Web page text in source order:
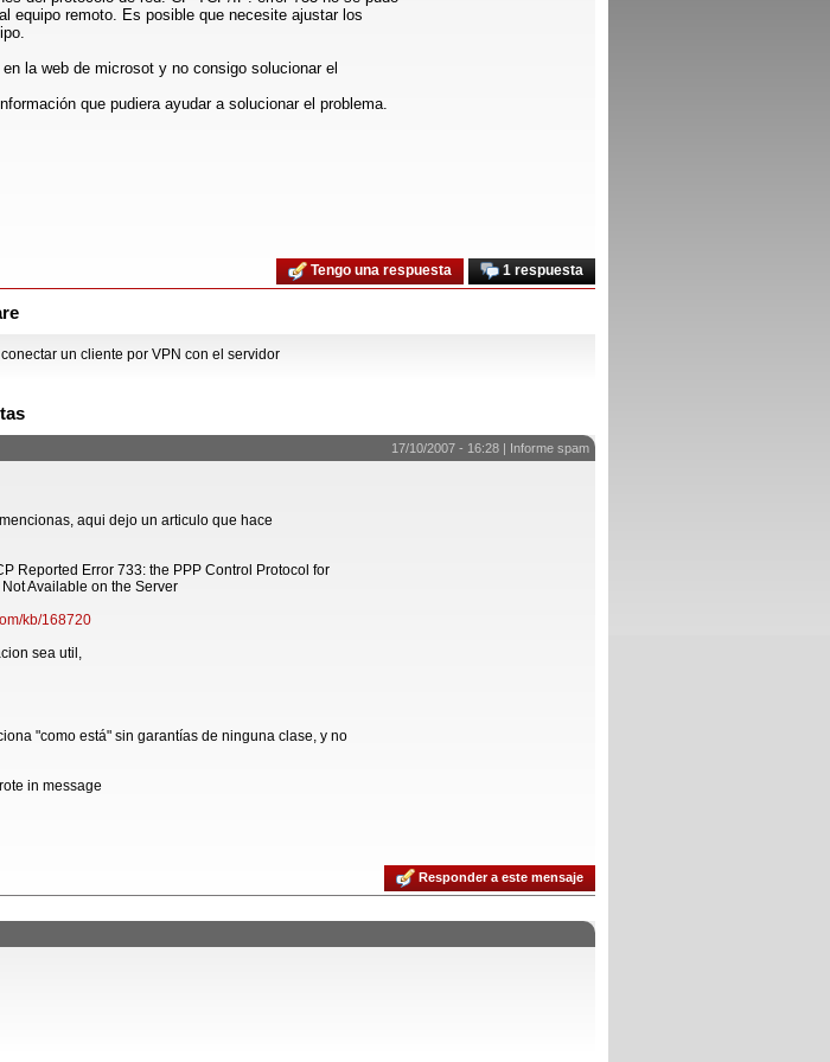
equipo remoto. Es posible que necesite ajustar los
la web de microsot y no consigo solucionar el
que pudiera ayudar a solucionar el problema.
1 respuesta
Tengo una respuesta
un cliente por VPN con el servidor
17/10/2007 - 16:28 | Informe spam
aqui dejo un articulo que hace
Reported Error 733: the PPP Control Protocol for
Available on the Server
kb/168720
sea util,
"como está" sin garantías de ninguna clase, y no
in message
Responder a este mensaje